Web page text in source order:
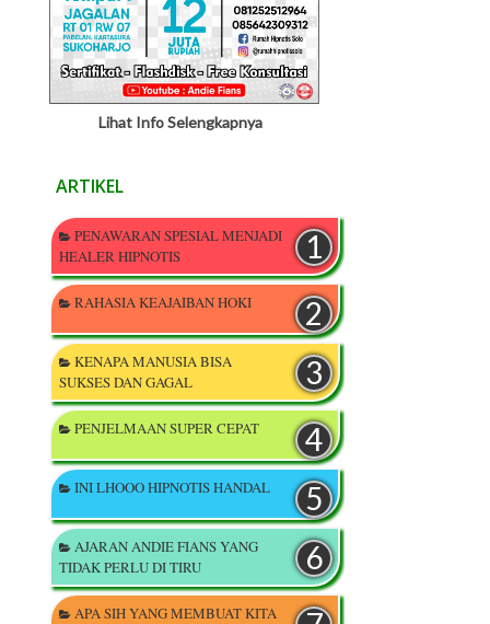
Lihat Info Selengkapnya
ARTIKEL
PENAWARAN SPESIAL MENJADI
HEALER HIPNOTIS
RAHASIA KEAJAIBAN HOKI
KENAPA MANUSIA BISA
SUKSES DAN GAGAL
PENJELMAAN SUPER CEPAT
INI LHOOO HIPNOTIS HANDAL
AJARAN ANDIE FIANS YANG
TIDAK PERLU DI TIRU
APA SIH YANG MEMBUAT KITA